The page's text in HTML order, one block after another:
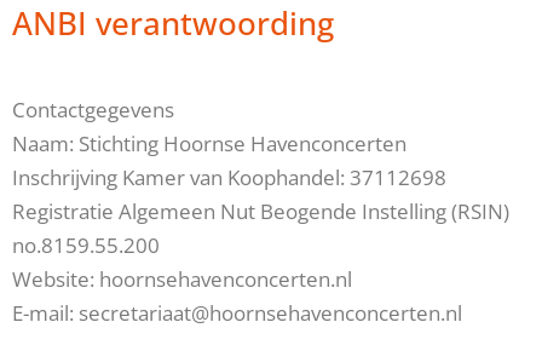
ANBI verantwoording
Contactgegevens
Naam: Stichting Hoornse Havenconcerten
Inschrijving Kamer van Koophandel: 37112698
Registratie Algemeen Nut Beogende Instelling (RSIN)
no.8159.55.200
Website: hoornsehavenconcerten.nl
E-mail: secretariaat@hoornsehavenconcerten.nl